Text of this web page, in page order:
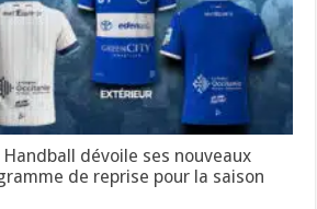
Handball dévoile ses nouveaux
de reprise pour la saison